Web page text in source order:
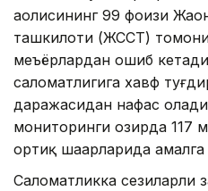
аҳолисининг 99 фоизи
ташкилоти (ЖССТ)
меъёрлардан ошиб
саломатлигига хавф
даражасидан нафас
мониторинги ҳозирда 117
ортиқ шаҳарларида
Саломатликка сезиларли